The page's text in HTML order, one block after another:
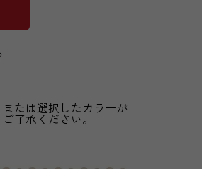
たは選択したカラーが
了承ください。